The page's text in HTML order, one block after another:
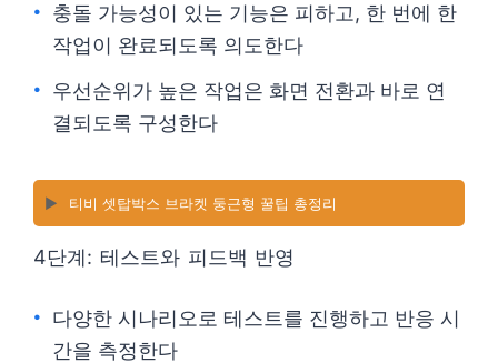
충돌 가능성이 있는 기능은 피하고, 한 번에 한
작업이 완료되도록 의도한다
우선순위가 높은 작업은 화면 전환과 바로 연
결되도록 구성한다
▶️ 티비 셋탑박스 브라켓 둥근형 꿀팁 총정리
4단계: 테스트와 피드백 반영
다양한 시나리오로 테스트를 진행하고 반응 시
간을 측정한다